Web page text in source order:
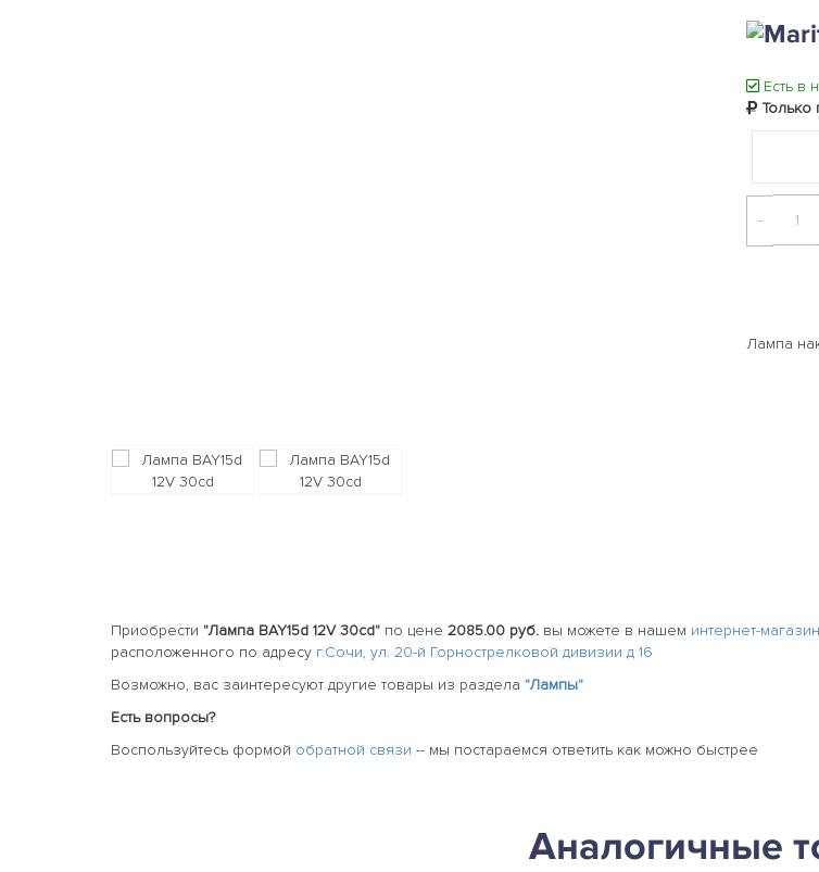
Есть в
Только
-
Лампа
Приобрести "Лампа BAY15d 12V 30cd" по цене 2085.00 руб. вы можете в нашем интернет-
расположенного по адресу г.Сочи, ул. 20-й Горнострелковой дивизии д 16
Возможно, вас заинтересуют другие товары из раздела "Лампы"
Есть вопросы?
Воспользуйтесь формой обратной связи -- мы постараемся ответить как можно быстрее
Аналогичные